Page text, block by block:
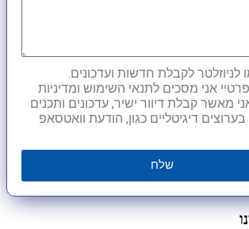
לניוזלטר לקבלת חדשות ועדכונים.
אני מסכים לתנאי השימוש ומדיניות
מאשר קבלת דיוור ישיר, עדכונים ותכנים
דיגיטליים כגון, הודעת וואטסאפ
שלח